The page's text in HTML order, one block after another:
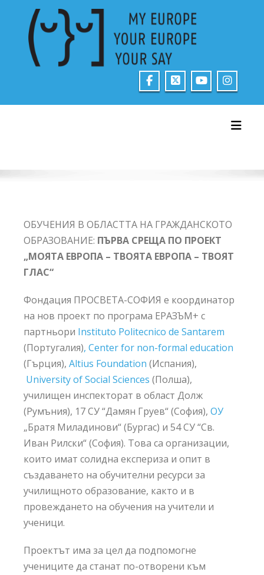
content
ОБУЧЕНИЯ В ОБЛАСТТА НА ГРАЖДАНСКОТО
ОБРАЗОВАНИЕ: ПЪРВА СРЕЩА ПО ПРОЕКТ
„МОЯТА ЕВРОПА – ТВОЯТА ЕВРОПА – ТВОЯТ
ГЛАС“
Фондация ПРОСВЕТА-СОФИЯ е координатор
на нов проект по програма ЕРАЗЪМ+ с
партньори Instituto Politecnico de Santarem
(Португалия), Center for non-formal education
(Гърция), Altius Foundation (Испания),
University of Social Sciences (Полша),
училищен инспекторат в област Долж
(Румъния), 17 СУ “Дамян Груев“ (София), ОУ
„Братя Миладинови“ (Бургас) и 54 СУ “Св.
Иван Рилски“ (София). Това са организации,
които имат солидна експериза и опит в
създаването на обучителни ресурси за
училищното образование, както и в
провеждането на обучения на учители и
ученици.
Проектът има за цел да подпомогне
учениците да станат по-отворени към